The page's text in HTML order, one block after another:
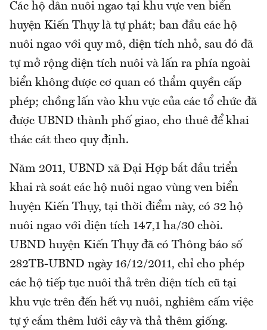
Các hộ dân nuôi ngao tại khu vực ven biển
huyện Kiến Thụy là tự phát; ban đầu các hộ
nuôi ngao với quy mô, diện tích nhỏ, sau đó đã
tự mở rộng diện tích nuôi và lấn ra phía ngoài
biển không được cơ quan có thẩm quyền cấp
phép; chồng lấn vào khu vực của các tổ chức đã
được UBND thành phố giao, cho thuê để khai
thác cát theo quy định.
Năm 2011, UBND xã Đại Hợp bắt đầu triển
khai rà soát các hộ nuôi ngao vùng ven biển
huyện Kiến Thụy, tại thời điểm này, có 32 hộ
nuôi ngao với diện tích 147,1 ha/30 chòi.
UBND huyện Kiến Thụy đã có Thông báo số
282TB-UBND ngày 16/12/2011, chỉ cho phép
các hộ tiếp tục nuôi thả trên diện tích cũ tại
khu vực trên đến hết vụ nuôi, nghiêm cấm việc
tự ý cắm thêm lưới cây và thả thêm giống.